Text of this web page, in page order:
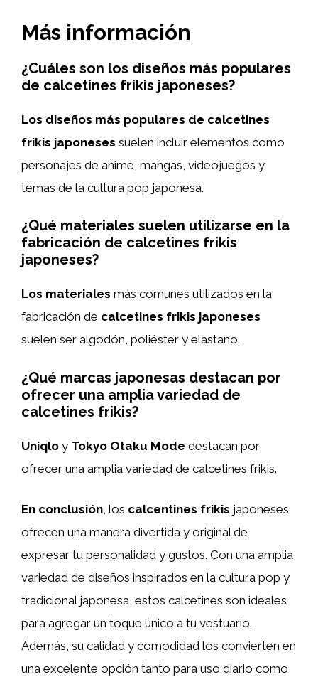
Más información
¿Cuáles son los diseños más populares
de calcetines frikis japoneses?
Los diseños más populares de calcetines
frikis japoneses suelen incluir elementos como
personajes de anime, mangas, videojuegos y
temas de la cultura pop japonesa.
¿Qué materiales suelen utilizarse en la
fabricación de calcetines frikis
japoneses?
Los materiales más comunes utilizados en la
fabricación de calcetines frikis japoneses
suelen ser algodón, poliéster y elastano.
¿Qué marcas japonesas destacan por
ofrecer una amplia variedad de
calcetines frikis?
Uniqlo y Tokyo Otaku Mode destacan por
ofrecer una amplia variedad de calcetines frikis.
En conclusión, los calcentines frikis japoneses
ofrecen una manera divertida y original de
expresar tu personalidad y gustos. Con una amplia
variedad de diseños inspirados en la cultura pop y
tradicional japonesa, estos calcetines son ideales
para agregar un toque único a tu vestuario.
Además, su calidad y comodidad los convierten en
una excelente opción tanto para uso diario como